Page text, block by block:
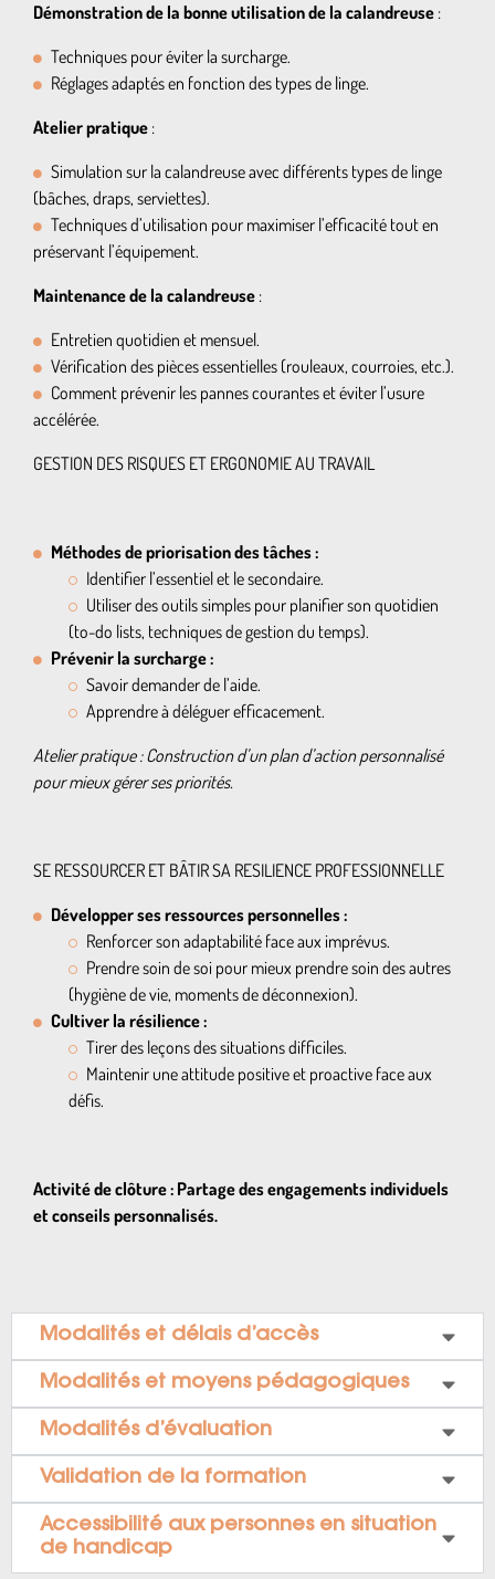
Démonstration de la bonne utilisation de la calandreuse :
Techniques pour éviter la surcharge.
Réglages adaptés en fonction des types de linge.
Atelier pratique :
Simulation sur la calandreuse avec différents types de linge
(bâches, draps, serviettes).
Techniques d’utilisation pour maximiser l’efficacité tout en
préservant l’équipement.
Maintenance de la calandreuse :
Entretien quotidien et mensuel.
Vérification des pièces essentielles (rouleaux, courroies, etc.).
Comment prévenir les pannes courantes et éviter l’usure
accélérée.
GESTION DES RISQUES ET ERGONOMIE AU TRAVAIL
Méthodes de priorisation des tâches :
Identifier l’essentiel et le secondaire.
Utiliser des outils simples pour planifier son quotidien
(to-do lists, techniques de gestion du temps).
Prévenir la surcharge :
Savoir demander de l’aide.
Apprendre à déléguer efficacement.
Atelier pratique : Construction d’un plan d’action personnalisé
pour mieux gérer ses priorités.
SE RESSOURCER ET BÂTIR SA RESILIENCE PROFESSIONNELLE
Développer ses ressources personnelles :
Renforcer son adaptabilité face aux imprévus.
Prendre soin de soi pour mieux prendre soin des autres
(hygiène de vie, moments de déconnexion).
Cultiver la résilience :
Tirer des leçons des situations difficiles.
Maintenir une attitude positive et proactive face aux
défis.
Activité de clôture : Partage des engagements individuels
et conseils personnalisés.
Modalités et délais d’accès
Modalités et moyens pédagogiques
Modalités d’évaluation
Validation de la formation
Accessibilité aux personnes en situation
de handicap